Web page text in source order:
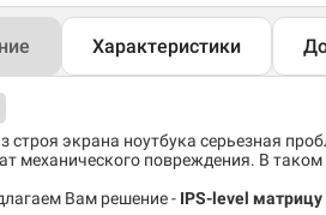
Характеристики
строя экрана ноутбука серьезная
механического повреждения. В
Вам решение - IPS-level